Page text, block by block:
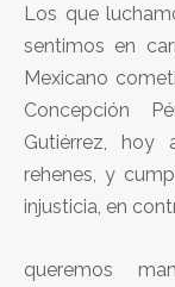
Los que
sentimos en
Mexicano
Concepción
Gutiérrez,
rehenes, y
injusticia, en
queremos